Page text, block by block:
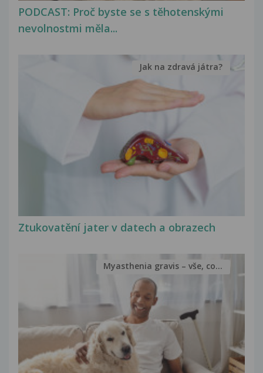
PODCAST: Proč byste se s těhotenskými
nevolnostmi měla...
Ztukovatění jater v datech a obrazech
Jak na zdravá játra?
Myasthenia gravis – vše, co...